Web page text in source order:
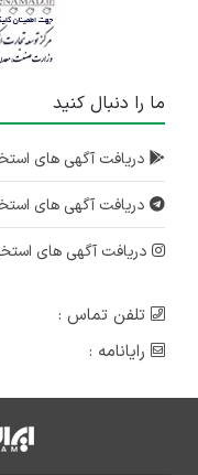
ما را دنبال کنید
دریافت آگهی های
دریافت آگهی های
دریافت آگهی های
تلفن تماس :
رایانامه :